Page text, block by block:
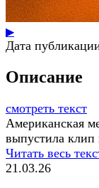
▶
Дата
Описание
смотреть текст
Американская
выпустила
Читать весь
21.03.26